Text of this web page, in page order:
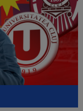
murit subit, la
altă
din